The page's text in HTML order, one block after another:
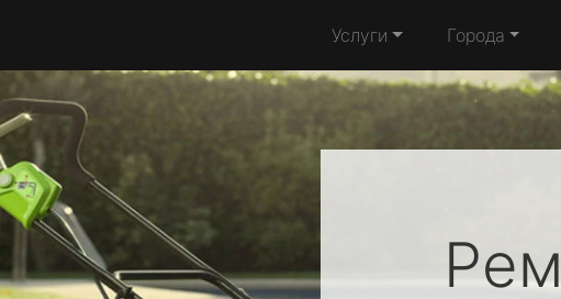
Услуги Города